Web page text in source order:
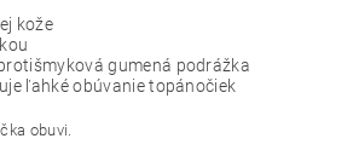
kože
gumená podrážka
ľahké obúvanie topánočiek
obuvi.